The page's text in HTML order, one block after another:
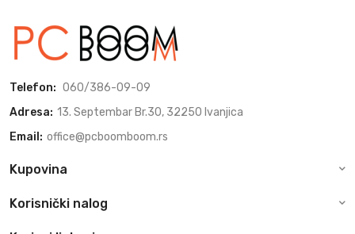
Telefon: 060/386-09-09
Adresa: 13. Septembar Br.30, 32250 Ivanjica
Email: office@pcboomboom.rs
Kupovina
Korisnički nalog